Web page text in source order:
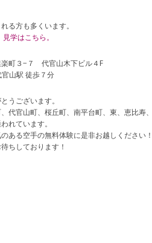
る方も多くいます。
学はこちら。
町３−７ 代官山木下ビル４F
山駅 徒歩７分
うございます。
代官山町、桜丘町、南平台町、東、恵比寿
れています。
ある空手の無料体験に是非お越しください
ちしております！